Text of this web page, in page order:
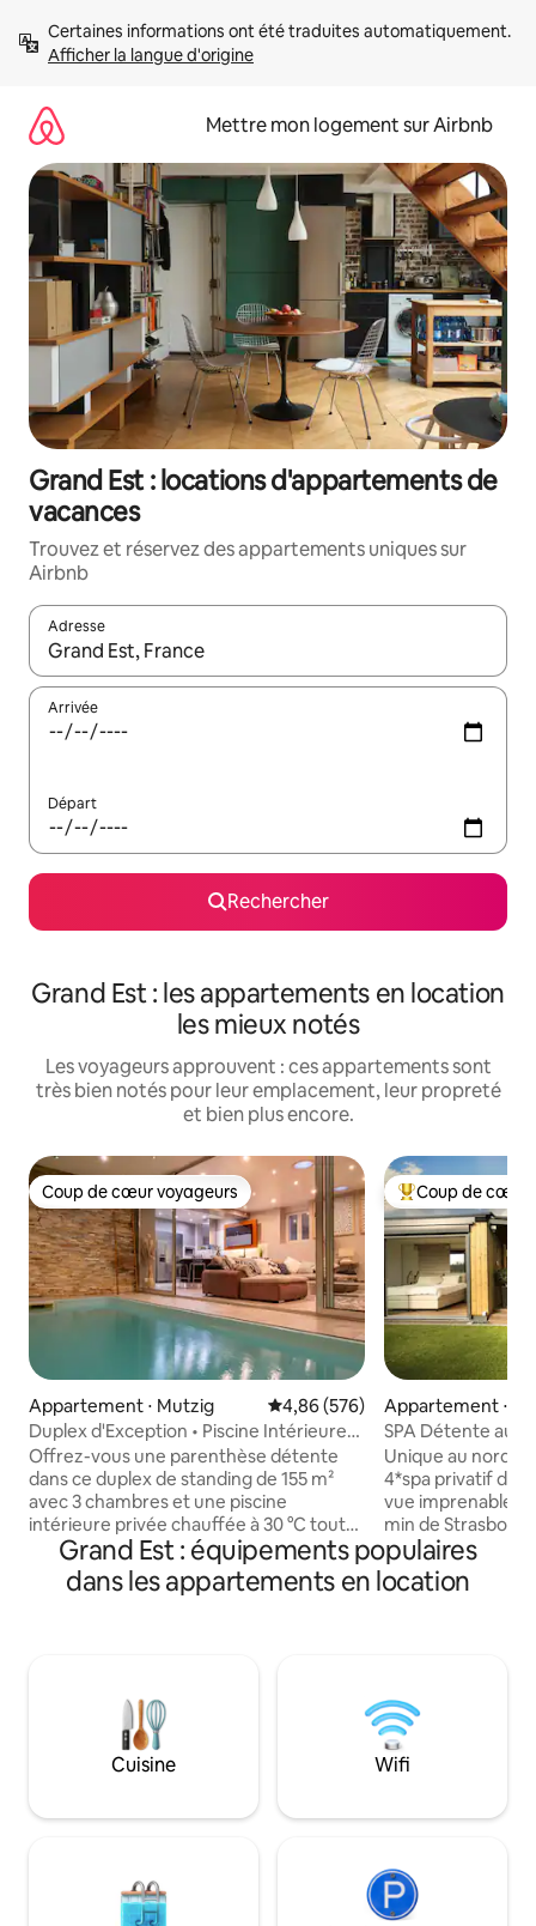
directement
Afficher la langue d'origine
Mettre mon logement sur Airbnb
Grand Est : locations d'appartements de
vacances
Trouvez et réservez des appartements uniques sur
Airbnb
Adresse
Lorsque les résultats s'affichent, utilisez les flèches vers le
Arrivée
Départ
Rechercher
Grand Est : les appartements en location
les mieux notés
Les voyageurs approuvent : ces appartements sont
très bien notés pour leur emplacement, leur propreté
et bien plus encore.
Coup de cœur voyageurs
Coup de cœur voyageurs
Appartement ⋅ Mutzig Évaluation moyenne sur la
4,86 (576)
Duplex d'Exception • Piscine Intérieure
Privée
Offrez-vous une parenthèse détente
dans ce duplex de standing de 155 m²
avec 3 chambres et une piscine
intérieure privée chauffée à 30 °C toute
l'année. Situé entre Strasbourg et
Colmar, au pied des Vosges et sur la
Route des Vins, il est idéal pour découvrir
espaces et emplacement privilégié pour
un séjour inoubliable.
Coups de cœur
Coup de cœur
Appartement ⋅
SPA Détente au
spa privé
Unique au nord
4*spa privatif de
vue imprenable
min de
min de Haguenau
minutes du golf
Suite de rêve
King Size, salle d’eau, un WC, une cuisine
équipée , canapé
Grand Est : équipements populaires
dans les appartements en location
Cuisine Wifi